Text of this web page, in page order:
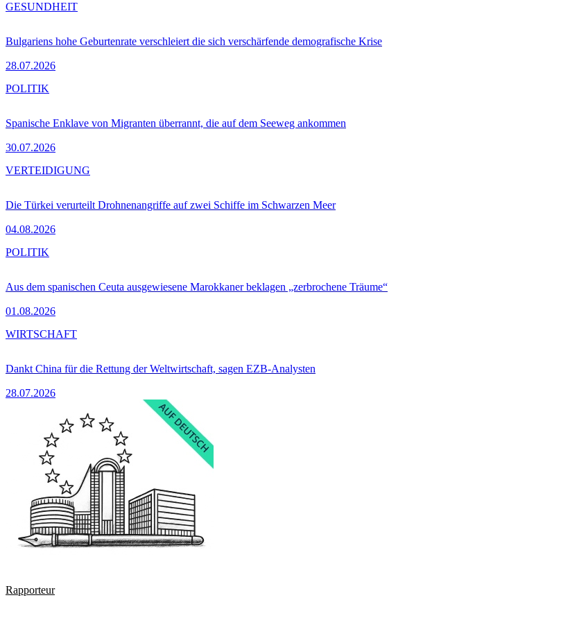
Bulgariens hohe Geburtenrate verschleiert die sich verschärfende demografische Krise
28.07.2026
GESUNDHEIT
Spanische Enklave von Migranten überrannt, die auf dem Seeweg ankommen
30.07.2026
POLITIK
Die Türkei verurteilt Drohnenangriffe auf zwei Schiffe im Schwarzen Meer
04.08.2026
VERTEIDIGUNG
Aus dem spanischen Ceuta ausgewiesene Marokkaner beklagen „zerbrochene Träume“
01.08.2026
POLITIK
Dankt China für die Rettung der Weltwirtschaft, sagen EZB-Analysten
28.07.2026
WIRTSCHAFT
Rapporteur